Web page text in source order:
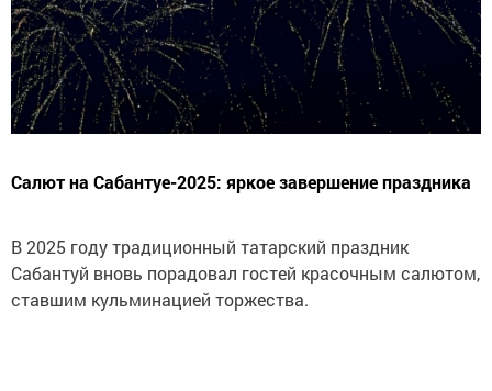
Салют на Сабантуе-2025: яркое завершение праздника
В 2025 году традиционный татарский праздник
Сабантуй вновь порадовал гостей красочным салютом,
ставшим кульминацией торжества.